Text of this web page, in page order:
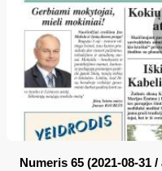
Numeris 65 (2021-08-31